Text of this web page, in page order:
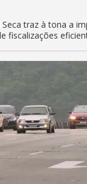
traz à tona a
fiscalizações